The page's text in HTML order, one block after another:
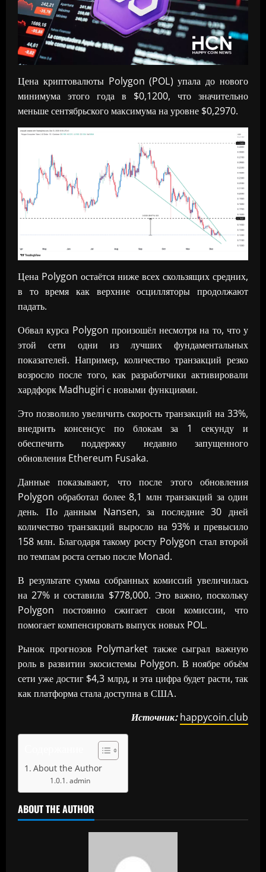
Цена криптовалюты Polygon (POL) упала до нового
минимума этого года в $0,1200, что значительно
меньше сентябрьского максимума на уровне $0,2970.
Цена Polygon остаётся ниже всех скользящих средних,
в то время как верхние осцилляторы продолжают
падать.
Обвал курса Polygon произошёл несмотря на то, что у
этой сети одни из лучших фундаментальных
показателей. Например, количество транзакций резко
возросло после того, как разработчики активировали
хардфорк Madhugiri с новыми функциями.
Это позволило увеличить скорость транзакций на 33%,
внедрить консенсус по блокам за 1 секунду и
обеспечить поддержку недавно запущенного
обновления Ethereum Fusaka.
Данные показывают, что после этого обновления
Polygon обработал более 8,1 млн транзакций за один
день. По данным Nansen, за последние 30 дней
количество транзакций выросло на 93% и превысило
158 млн. Благодаря такому росту Polygon стал второй
по темпам роста сетью после Monad.
В результате сумма собранных комиссий увеличилась
на 27% и составила $778,000. Это важно, поскольку
Polygon постоянно сжигает свои комиссии, что
помогает компенсировать выпуск новых POL.
Рынок прогнозов Polymarket также сыграл важную
роль в развитии экосистемы Polygon. В ноябре объём
сети уже достиг $4,3 млрд, и эта цифра будет расти, так
как платформа стала доступна в США.
Источник: happycoin.club
About the Author
admin
ABOUT THE AUTHOR